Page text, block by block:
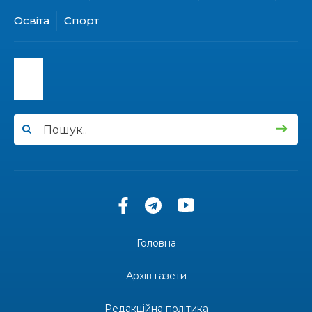
31 лип
15:24
31 лип
“Серпневі свята” – Клуб з народознавства
Юні мешканці Бахмутської громади у Харкові
долучилися до проєкту «Радість у дитячих
територіальної громади
Освіта Спорт
Головна
Архів газети
Редакційна політика